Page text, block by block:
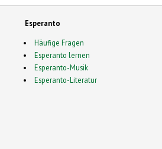
Esperanto
Häufige Fragen
Esperanto lernen
Esperanto-Musik
Esperanto-Literatur